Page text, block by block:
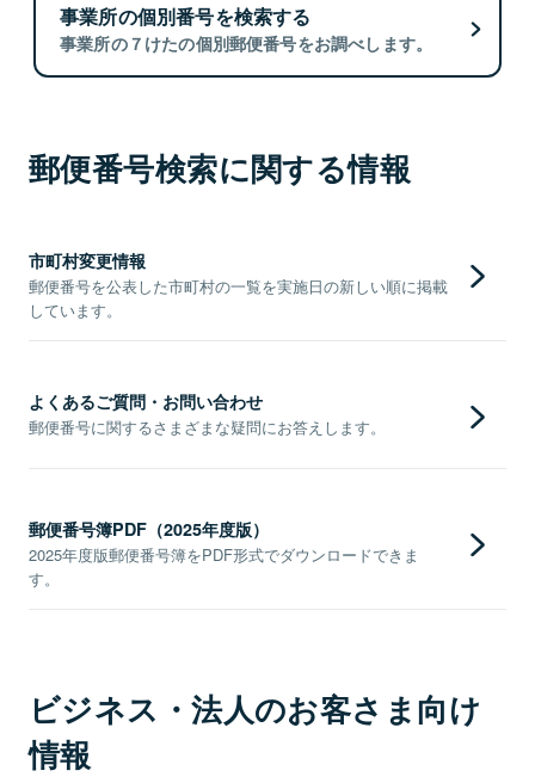
事業所の個別番号を検索する
事業所の７けたの個別郵便番号をお調べします。
郵便番号検索に関する情報
市町村変更情報
郵便番号を公表した市町村の一覧を実施日の新しい順に掲載
しています。
よくあるご質問・お問い合わせ
郵便番号に関するさまざまな疑問にお答えします。
郵便番号簿PDF（2025年度版）
2025年度版郵便番号簿をPDF形式でダウンロードできま
す。
ビジネス・法人のお客さま向け
情報